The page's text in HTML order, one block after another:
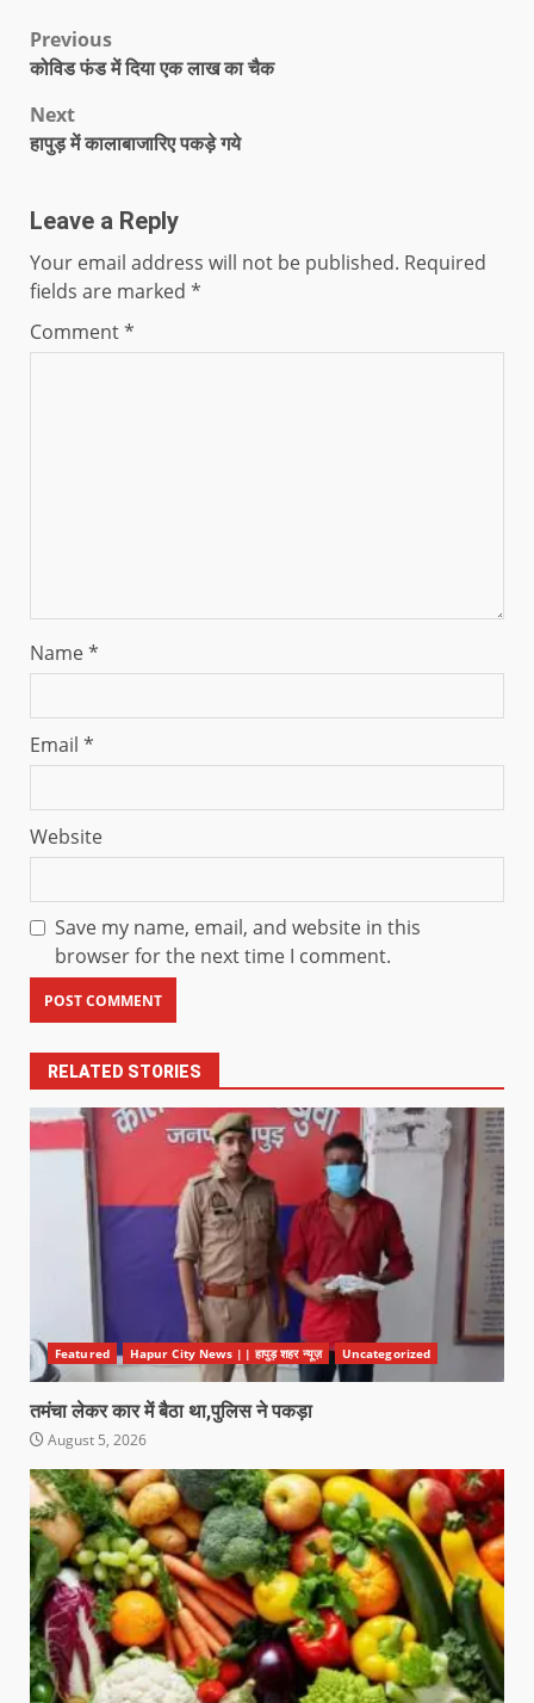
Previous
कोविड फंड में दिया एक लाख का चैक
Next
हापुड़ में कालाबाजारिए पकड़े गये
Leave a Reply
Your email address will not be published. Required
fields are marked *
Comment*
Name*
Email *
Website
Save my name, email, and website in this
browser for the next time I comment.
RELATED STORIES
Featured Hapur City News || हापुड़ शहर न्यूज़ Uncategorized
तमंचा लेकर कार में बैठा था,पुलिस ने पकड़ा
August 5, 2026